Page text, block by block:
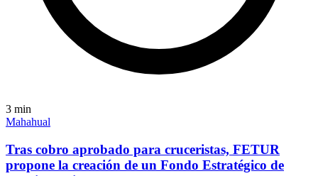
3 min
Mahahual
Tras cobro aprobado para cruceristas, FETUR
propone la creación de un Fondo Estratégico de